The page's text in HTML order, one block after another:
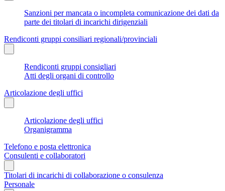
Sanzioni per mancata o incompleta comunicazione dei dati da
parte dei titolari di incarichi dirigenziali
Rendiconti gruppi consiliari regionali/provinciali
Rendiconti gruppi consigliari
Atti degli organi di controllo
Articolazione degli uffici
Articolazione degli uffici
Organigramma
Telefono e posta elettronica
Consulenti e collaboratori
Titolari di incarichi di collaborazione o consulenza
Personale